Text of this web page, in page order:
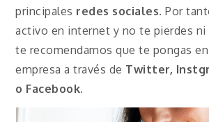
principales redes sociales. Por
activo en internet y no te pierdes ni
te recomendamos que te pongas
empresa a través de Twitter,
o Facebook.